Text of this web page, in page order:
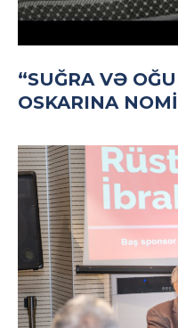
“SUĞRA VƏ
OSKARINA